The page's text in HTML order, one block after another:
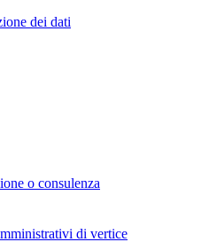
dei dati
o consulenza
di vertice